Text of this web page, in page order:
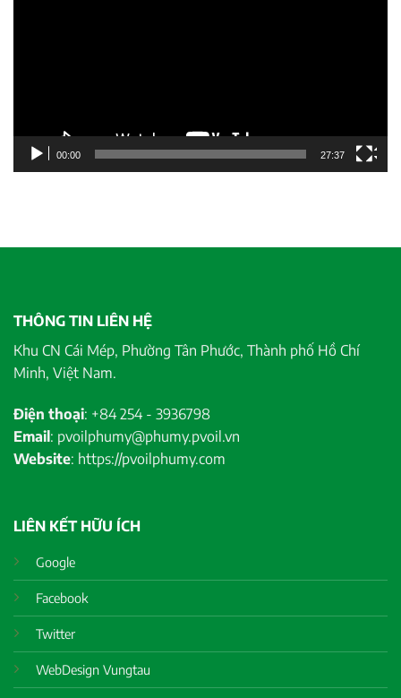
00:00 27:37
THÔNG TIN LIÊN HỆ
Khu CN Cái Mép, Phường Tân Phước, Thành phố Hồ Chí
Minh, Việt Nam.
Điện thoại: +84 254 - 3936798
Email: pvoilphumy@phumy.pvoil.vn
Website: https://pvoilphumy.com
LIÊN KẾT HỮU ÍCH
Google
Facebook
Twitter
WebDesign Vungtau